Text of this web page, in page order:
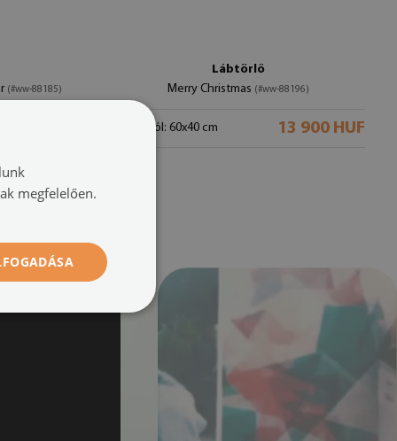
(#ww-88185)
Lábtörlő
Merry Christmas (#ww-88196)
méret -tól: 60x40 cm 13 900 HUF
megfelelően.